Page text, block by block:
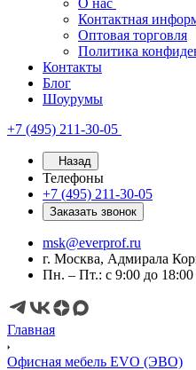
О нас
Контактная
Оптовая торговля
Политика
Контакты
Блог
Шоурумы
+7 (495) 211-30-05
Назад
Телефоны
+7 (495) 211-30-05
Заказать звонок
msk@everprof.ru
г. Москва, Адмирала
Пн. – Пт.: с 9:00 до 18:00
Главная
Офисная мебель EVO (ЭВО)